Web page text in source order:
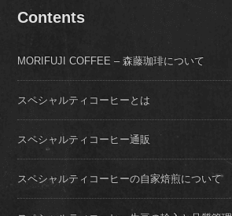
Contents
MORIFUJI COFFEE – 森藤珈琲について
スペシャルティコーヒーとは
スペシャルティコーヒー通販
スペシャルティコーヒーの自家焙煎について